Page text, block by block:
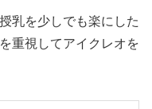
乳を少しでも楽にした
重視してアイクレオを